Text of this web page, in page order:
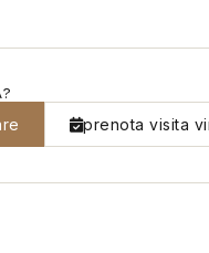
prenota visita